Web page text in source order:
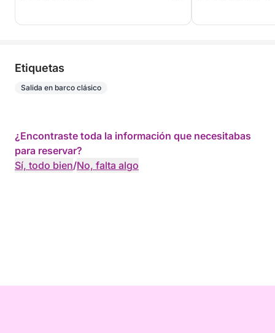
Etiquetas
Salida en barco clásico
¿Encontraste toda la información que necesitabas
para reservar?
Sí, todo bien/No, falta algo